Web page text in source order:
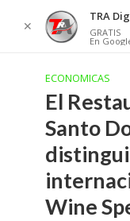
ECONOMICAS
El
Santo
Wine
✕
TRA
GRATIS
En